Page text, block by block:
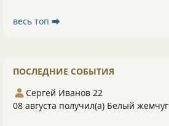
весь топ ⮕
ПОСЛЕДНИЕ СОБЫТИЯ
Сергей Иванов 22
08 августа получил(а) Белый жемчуг